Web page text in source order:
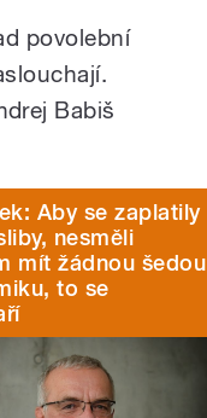
povolební
Babiš
Aby se zaplatily
nesměli
mít žádnou šedou
to se